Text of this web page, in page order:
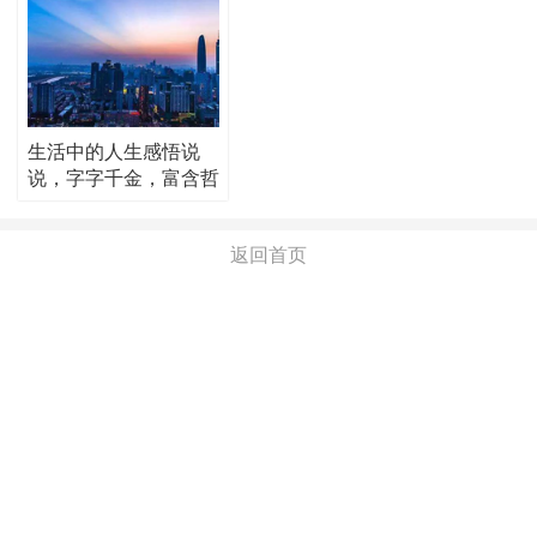
生活中的人生感悟说
说，字字千金，富含哲
返回首页